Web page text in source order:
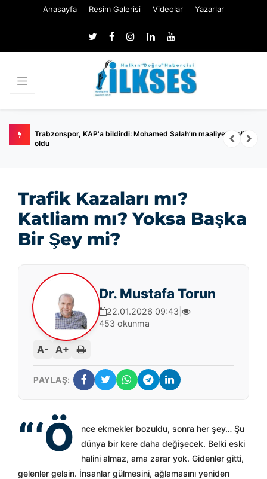
Anasayfa Resim Galerisi Videolar Yazarlar
Trabzonspor, KAP'a bildirdi: Mohamed Salah’ın maaliyeti belli
oldu
Trafik Kazaları mı?
Katliam mı? Yoksa Başka
Bir Şey mi?
Dr. Mustafa Torun
22.01.2026 09:43
453 okunma
A- A+
PAYLAŞ:
“‘Ö
nce ekmekler bozuldu, sonra her şey… Şu
dünya bir kere daha değişecek. Belki eski
halini almaz, ama zarar yok. Gidenler gitti,
gelenler gelsin. İnsanlar gülmesini, ağlamasını yeniden